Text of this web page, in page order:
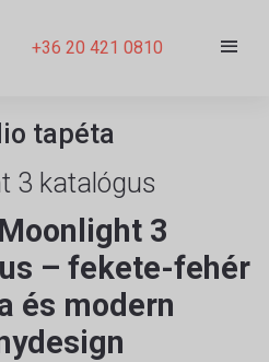
+36 20 421 0810
tapéta
3 katalógus
3
– fekete-fehér
és modern